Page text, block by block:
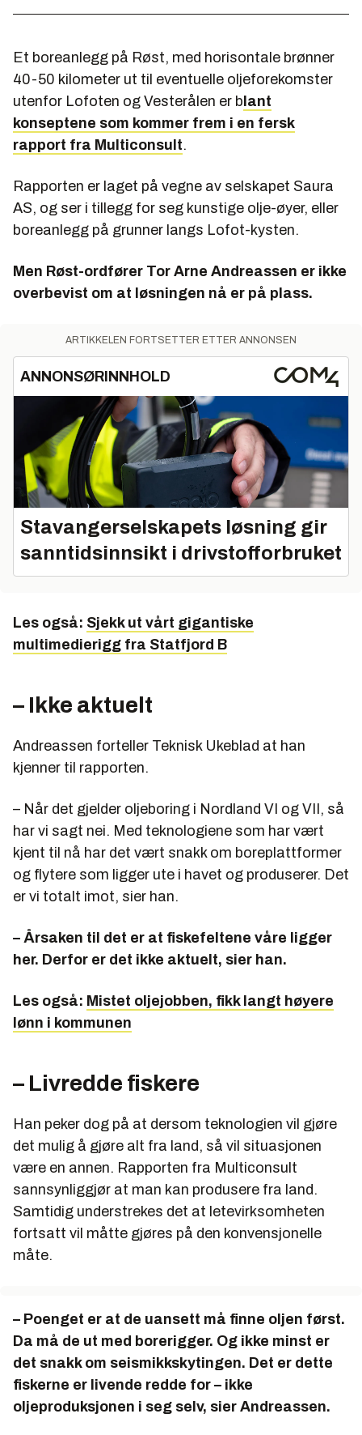
Et boreanlegg på Røst, med horisontale brønner
40-50 kilometer ut til eventuelle oljeforekomster
utenfor Lofoten og Vesterålen er b lant
konseptene som kommer frem i en fersk
rapport fra Multiconsult.
Rapporten er laget på vegne av selskapet Saura
AS, og ser i tillegg for seg kunstige olje-øyer, eller
boreanlegg på grunner langs Lofot-kysten.
Men Røst-ordfører Tor Arne Andreassen er ikke
overbevist om at løsningen nå er på plass.
ARTIKKELEN FORTSETTER ETTER ANNONSEN
ANNONSØRINNHOLD
Stavangerselskapets løsning gir
sanntidsinnsikt i drivstofforbruket
Les også: Sjekk ut vårt gigantiske
multimedierigg fra Statfjord B
– Ikke aktuelt
Andreassen forteller Teknisk Ukeblad at han
kjenner til rapporten.
– Når det gjelder oljeboring i Nordland VI og VII, så
har vi sagt nei. Med teknologiene som har vært
kjent til nå har det vært snakk om boreplattformer
og flytere som ligger ute i havet og produserer. Det
er vi totalt imot, sier han.
– Årsaken til det er at fiskefeltene våre ligger
her. Derfor er det ikke aktuelt, sier han.
Les også: Mistet oljejobben, fikk langt høyere
lønn i kommunen
– Livredde fiskere
Han peker dog på at dersom teknologien vil gjøre
det mulig å gjøre alt fra land, så vil situasjonen
være en annen. Rapporten fra Multiconsult
sannsynliggjør at man kan produsere fra land.
Samtidig understrekes det at letevirksomheten
fortsatt vil måtte gjøres på den konvensjonelle
måte.
– Poenget er at de uansett må finne oljen først.
Da må de ut med borerigger. Og ikke minst er
det snakk om seismikkskytingen. Det er dette
fiskerne er livende redde for – ikke
oljeproduksjonen i seg selv, sier Andreassen.